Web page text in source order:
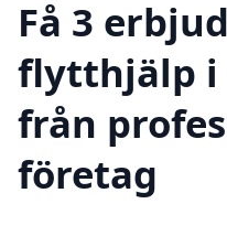
Få 3
flytthjälp i
från
företag